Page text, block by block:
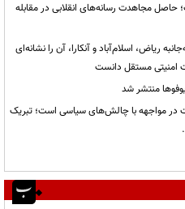
مجاهدت رسانه‌های انقلابی در مقابله
ریاض، اسلام‌آباد و آنکارا، آن را نشانه‌ای
امنیتی مستقل دانست
منتشر شد
در مواجهه با چالش‌های سیاسی است؛ تبریک